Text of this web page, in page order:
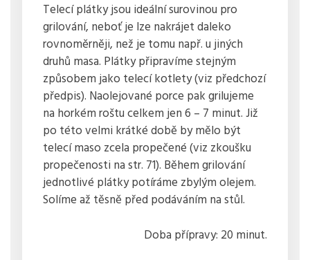
Telecí plátky jsou ideální surovinou pro
grilování, neboť je lze nakrájet daleko
rovnoměrněji, než je tomu např. u jiných
druhů masa. Plátky připravíme stejným
způsobem jako telecí kotlety (viz předchozí
předpis). Naolejované porce pak grilujeme
na horkém roštu celkem jen 6 – 7 minut. Již
po této velmi krátké době by mělo být
telecí maso zcela propečené (viz zkoušku
propečenosti na str. 71). Během grilování
jednotlivé plátky potíráme zbylým olejem.
Solíme až těsně před podáváním na stůl.
Doba přípravy: 20 minut.